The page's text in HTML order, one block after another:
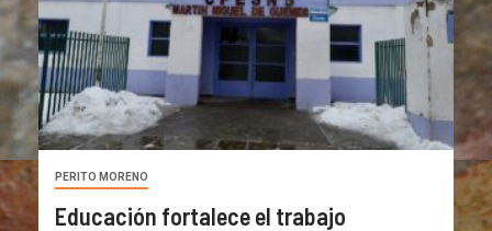
PERITO MORENO
Educación fortalece el trabajo